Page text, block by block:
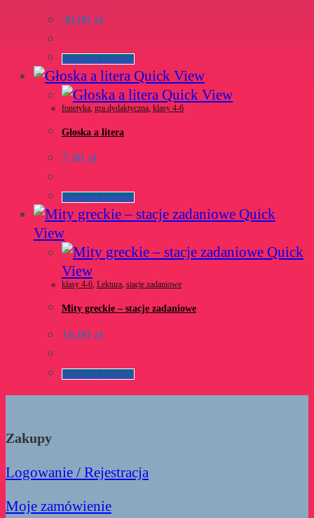
30,00 zł
Dodaj do koszyka
Quick View
Quick View
fonetyka, gra dydaktyczna, klasy 4-6
Głoska a litera
7,00 zł
Dodaj do koszyka
Quick
View
Quick
View
klasy 4-6, Lektura, stacje zadaniowe
Mity greckie – stacje zadaniowe
16,00 zł
Dodaj do koszyka
Zakupy
Logowanie / Rejestracja
Moje zamówienie